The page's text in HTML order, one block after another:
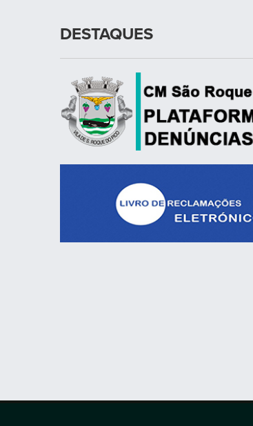
DESTAQUES